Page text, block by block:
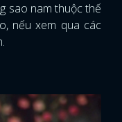
sao nam thuộc thế
nếu xem qua các